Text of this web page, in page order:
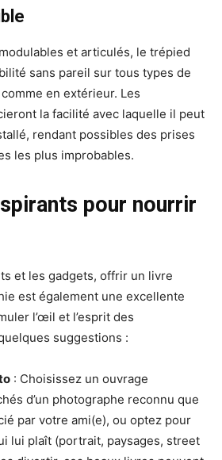
et articulés, le trépied
sans pareil sur tous types de
en extérieur. Les
la facilité avec laquelle il peut
rendant possibles des prises
les plus improbables.
pour nourrir
et les gadgets, offrir un livre
est également une excellente
l’œil et l’esprit des
suggestions :
: Choisissez un ouvrage
d’un photographe reconnu que
par votre ami(e), ou optez pour
lui plaît (portrait, paysages, street